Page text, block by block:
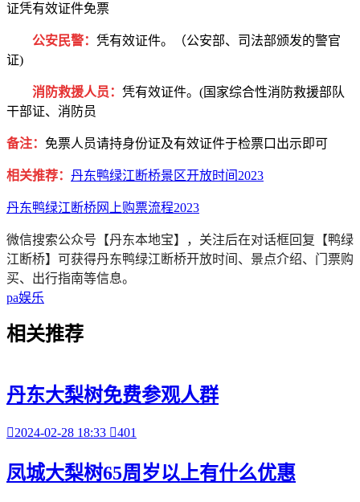
证凭有效证件免票
公安民警： 凭有效证件。（公安部、司法部颁发的警官
证)
消防救援人员： 凭有效证件。(国家综合性消防救援部队
干部证、消防员
备注： 免票人员请持身份证及有效证件于检票口出示即可
相关推荐： 丹东鸭绿江断桥景区开放时间2023
丹东鸭绿江断桥网上购票流程2023
微信搜索公众号【丹东本地宝】，关注后在对话框回复【鸭绿
江断桥】可获得丹东鸭绿江断桥开放时间、景点介绍、门票购
买、出行指南等信息。
pa娱乐
相关推荐
丹东大梨树免费参观人群
2024-02-28 18:33 401
凤城大梨树65周岁以上有什么优惠